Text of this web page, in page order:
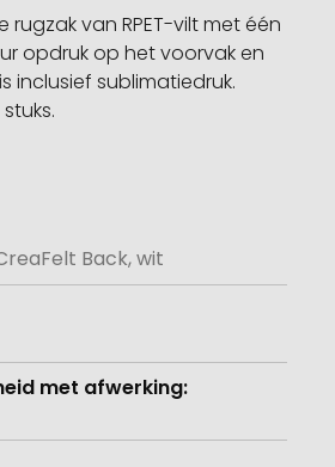
van RPET-vilt met één
opdruk op het voorvak en
inclusief sublimatiedruk.
Back, wit